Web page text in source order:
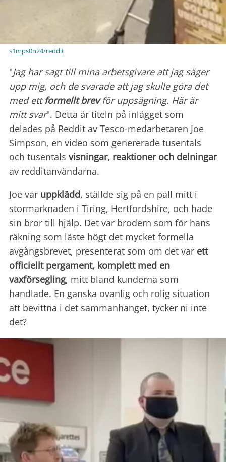
s1mps0n24/reddit
"Jag har sagt till mina arbetsgivare att jag säger
upp mig, och de svarade att jag skulle göra det
med ettformellt brevför uppsägning. Här är
mitt svar". Detta är titeln på inlägget som
delades på Reddit av Tesco-medarbetaren Joe
Simpson, en video som genererade tusentals
och tusentals visningar, reaktioner och delningar
av redditanvändarna.
Joe var uppklädd, ställde sig på en pall mitt i
stormarknaden i Tiring, Hertfordshire, och hade
sin bror till hjälp. Det var brodern som för hans
räkning som läste högt det mycket formella
avgångsbrevet, presenterat som om det var ett
officiellt pergament, komplett med en
vaxförsegling, mitt bland kunderna som
handlade. En ganska ovanlig och rolig situation
att bevittna i det sammanhanget, tycker ni inte
det?